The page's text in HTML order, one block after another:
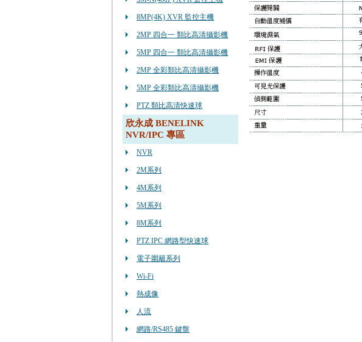
8MP(4K) XVR 監控主機
2MP 四合一 類比高清攝影機
5MP 四合一 類比高清攝影機
2MP 全彩類比高清攝影機
5MP 全彩類比高清攝影機
PTZ 類比高清快速球
欣永成 BENELINK
NVR/IPC 專區
NVR
2M系列
4M系列
5M系列
8M系列
PTZ IPC 網路型快速球
電子圍籬系列
Wi-Fi
熱成像
人流
網路/RS485 鍵盤